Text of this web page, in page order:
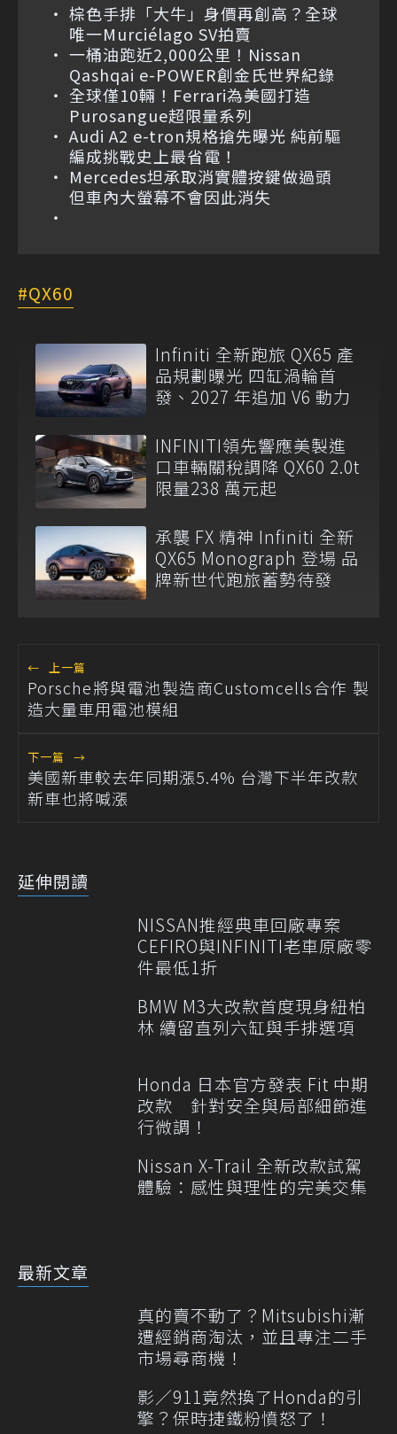
棕色手排「大牛」身價再創高？全球
唯一Murciélago SV拍賣
一桶油跑近2,000公里！Nissan
Qashqai e-POWER創金氏世界紀錄
全球僅10輛！Ferrari為美國打造
Purosangue超限量系列
Audi A2 e-tron規格搶先曝光 純前驅
編成挑戰史上最省電！
Mercedes坦承取消實體按鍵做過頭
但車內大螢幕不會因此消失
QX60
Infiniti 全新跑旅 QX65 產
品規劃曝光 四缸渦輪首
發、2027 年追加 V6 動力
INFINITI領先響應美製進
口車輛關稅調降 QX60 2.0t
限量238 萬元起
承襲 FX 精神 Infiniti 全新
QX65 Monograph 登場 品
牌新世代跑旅蓄勢待發
← 上一篇
Porsche將與電池製造商Customcells合作 製
造大量車用電池模組
下一篇 →
美國新車較去年同期漲5.4% 台灣下半年改款
新車也將喊漲
延伸閱讀
NISSAN推經典車回廠專案
CEFIRO與INFINITI老車原廠零
件最低1折
BMW M3大改款首度現身紐柏
林 續留直列六缸與手排選項
Honda 日本官方發表 Fit 中期
改款 針對安全與局部細節進
行微調！
Nissan X-Trail 全新改款試駕
體驗：感性與理性的完美交集
最新文章
真的賣不動了？Mitsubishi漸
遭經銷商淘汰，並且專注二手
市場尋商機！
影／911竟然換了Honda的引
擎？保時捷鐵粉憤怒了！